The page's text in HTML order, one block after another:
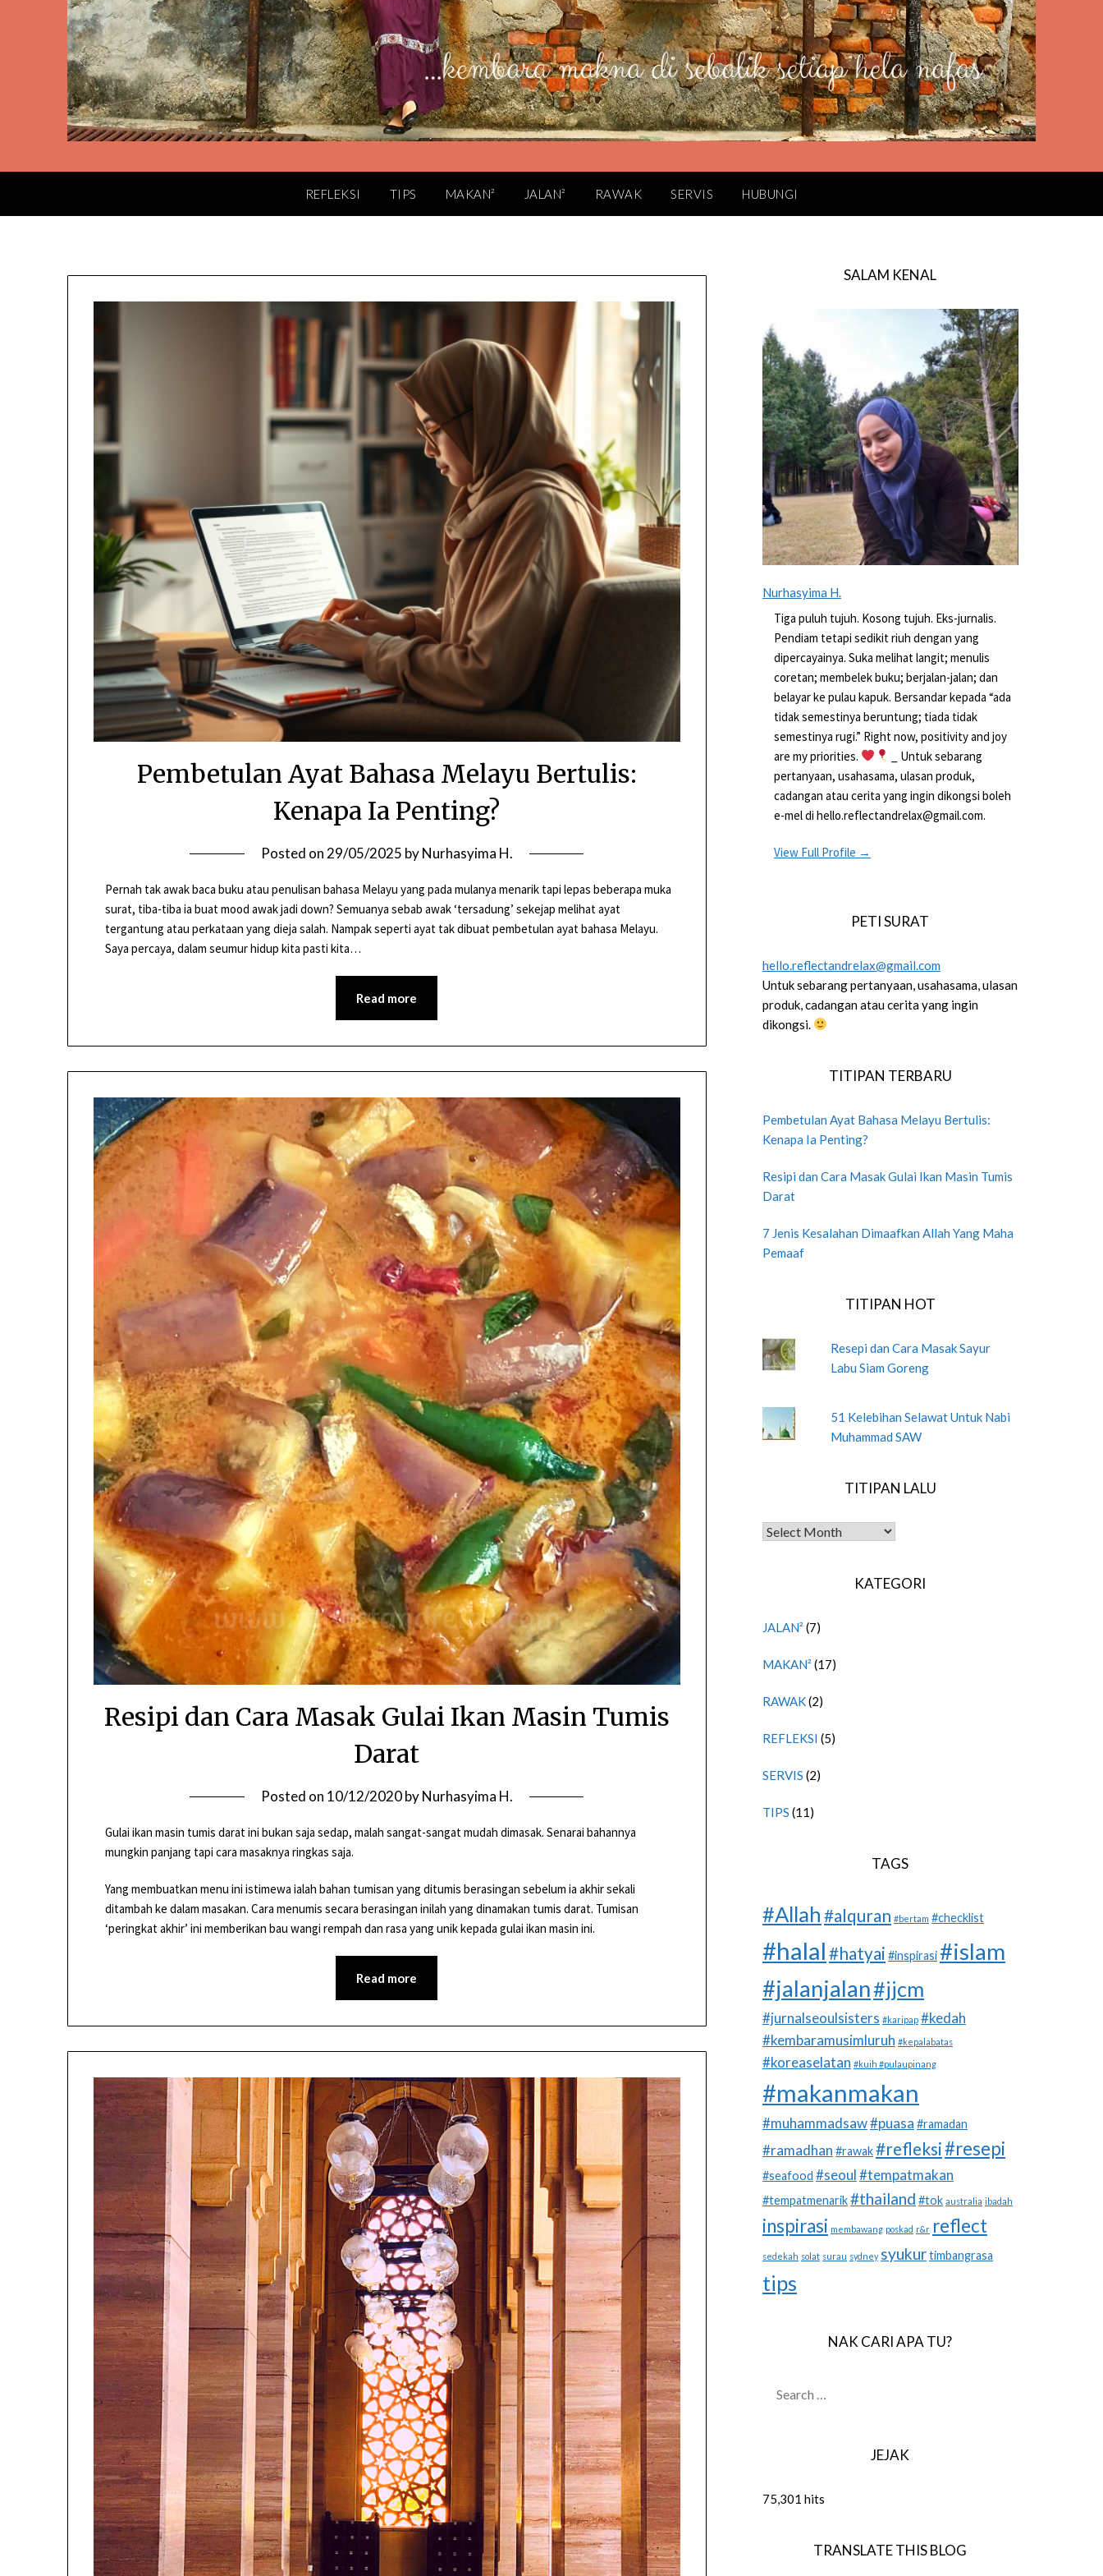
REFLEKSI TIPS MAKAN² JALAN² RAWAK SERVIS HUBUNGI
Pembetulan Ayat Bahasa Melayu Bertulis:
Kenapa Ia Penting?
Posted on 29/05/2025 byNurhasyima H.
Pernah tak awak baca buku atau penulisan bahasa Melayu yang pada mulanya menarik tapi lepas beberapa muka
surat, tiba-tiba ia buat mood awak jadi down? Semuanya sebab awak ‘tersadung’ sekejap melihat ayat
tergantung atau perkataan yang dieja salah. Nampak seperti ayat tak dibuat pembetulan ayat bahasa Melayu.
Saya percaya, dalam seumur hidup kita pasti kita…
Read more
Resipi dan Cara Masak Gulai Ikan Masin Tumis
Darat
Posted on 10/12/2020byNurhasyima H.
Gulai ikan masin tumis darat ini bukan saja sedap, malah sangat-sangat mudah dimasak. Senarai bahannya
mungkin panjang tapi cara masaknya ringkas saja.
Yang membuatkan menu ini istimewa ialah bahan tumisan yang ditumis berasingan sebelum ia akhir sekali
ditambah ke dalam masakan. Cara menumis secara berasingan inilah yang dinamakan tumis darat. Tumisan
‘peringkat akhir’ ini memberikan bau wangi rempah dan rasa yang unik kepada gulai ikan masin ini.
Read more
SALAM KENAL
Nurhasyima H.
Tiga puluh tujuh. Kosong tujuh. Eks-jurnalis.
Pendiam tetapi sedikit riuh dengan yang
dipercayainya. Suka melihat langit; menulis
coretan; membelek buku; berjalan-jalan; dan
belayar ke pulau kapuk. Bersandar kepada “ada
tidak semestinya beruntung; tiada tidak
semestinya rugi.” Right now, positivity and joy
are my priorities.
_ Untuk sebarang
pertanyaan, usahasama, ulasan produk,
cadangan atau cerita yang ingin dikongsi boleh
e-mel di hello.reflectandrelax@gmail.com.
View Full Profile →
PETI SURAT
hello.reflectandrelax@gmail.com
Untuk sebarang pertanyaan, usahasama, ulasan
produk, cadangan atau cerita yang ingin
dikongsi.
TITIPAN TERBARU
Pembetulan Ayat Bahasa Melayu Bertulis:
Kenapa Ia Penting?
Resipi dan Cara Masak Gulai Ikan Masin Tumis
Darat
7 Jenis Kesalahan Dimaafkan Allah Yang Maha
Pemaaf
TITIPAN HOT
Resepi dan Cara Masak Sayur
Labu Siam Goreng
51 Kelebihan Selawat Untuk Nabi
Muhammad SAW
TITIPAN LALU
TITIPAN LALU
KATEGORI
JALAN² (7)
MAKAN² (17)
RAWAK(2)
REFLEKSI (5)
SERVIS (2)
TIPS (11)
TAGS
#Allah #alquran #bertam #checklist
#halal #hatyai #inspirasi#islam
#jalanjalan#jjcm
#jurnalseoulsisters #karipap #kedah
#kembaramusimluruh #kepalabatas
#koreaselatan #kuih #pulaupinang
#makanmakan
#muhammadsaw#puasa #ramadan
#ramadhan #rawak#refleksi#resepi
#seafood #seoul#tempatmakan
#tempatmenarik#thailand #tok australia ibadah
inspirasi membawang poskad r&r reflect
sedekah solat surau sydney syukurtimbangrasa
tips
NAK CARI APA TU?
FOR:
JEJAK
75,301 hits
TRANSLATE THIS BLOG